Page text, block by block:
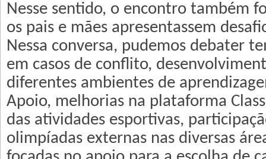
Nesse sentido, o encontro também
os pais e mães apresentassem
Nessa conversa, pudemos debater
em casos de conflito,
diferentes ambientes de
Apoio, melhorias na plataforma
das atividades esportivas,
olimpíadas externas nas diversas